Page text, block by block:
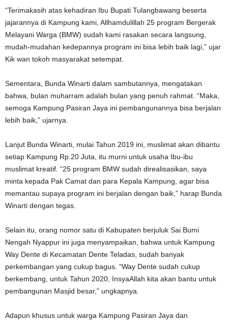
“Terimakasih atas kehadiran Ibu Bupati Tulangbawang beserta
jajarannya di Kampung kami, Allhamdulillah 25 program Bergerak
Melayani Warga (BMW) sudah kami rasakan secara langsung,
mudah-mudahan kedepannya program ini bisa lebih baik lagi,” ujar
Kik wan tokoh masyarakat setempat.
Sementara, Bunda Winarti dalam sambutannya, mengatakan
bahwa, bulan muharram adalah bulan yang penuh rahmat. “Maka,
semoga Kampung Pasiran Jaya ini pembangunannya bisa berjalan
lebih baik,” ujarnya.
Lanjut Bunda Winarti, mulai Tahun 2019 ini, muslimat akan dibantu
setiap Kampung Rp.20 Juta, itu murni untuk usaha Ibu-ibu
muslimat kreatif. “25 program BMW sudah direalisasikan, saya
minta kepada Pak Camat dan para Kepala Kampung, agar bisa
memantau supaya program ini berjalan dengan baik,” harap Bunda
Winarti dengan tegas.
Selain itu, orang nomor satu di Kabupaten berjuluk Sai Bumi
Nengah Nyappur ini juga menyampaikan, bahwa untuk Kampung
Way Dente di Kecamatan Dente Teladas, sudah banyak
perkembangan yang cukup bagus. “Way Dente sudah cukup
berkembang, untuk Tahun 2020, InsyaAllah kita akan bantu untuk
pembangunan Masjid besar,” ungkapnya.
Adapun khusus untuk warga Kampung Pasiran Jaya dan